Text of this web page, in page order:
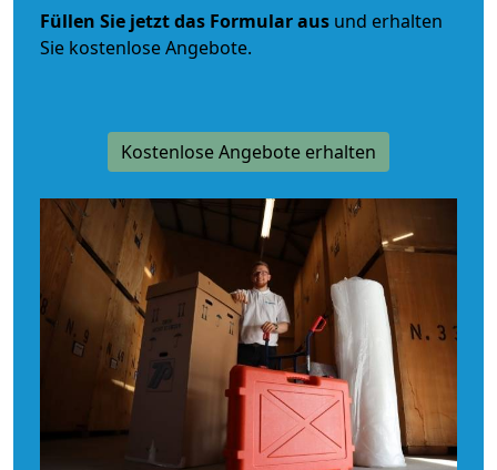
Füllen Sie jetzt das Formular aus und erhalten
Sie kostenlose Angebote.
Kostenlose Angebote erhalten